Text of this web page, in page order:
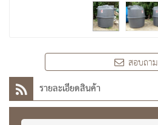
สอบถาม
รายละเอียดสินค้า